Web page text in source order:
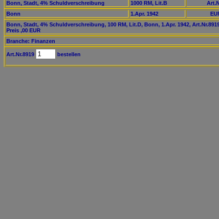
Bonn, Stadt, 4% Schuldverschreibung 1000 RM, Lit.B
Bonn
1.Apr. 1942
Bonn, Stadt, 4% Schuldverschreibung, 100 RM, Lit.D, Bonn, 1.Apr. 1942,
Preis ,00 EUR
Branche: Finanzen
Art.Nr.8919 bestellen